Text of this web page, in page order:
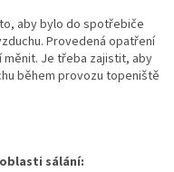
aby bylo do spotřebiče
Provedená opatření
Je třeba zajistit, aby
během provozu topeniště
sálání: